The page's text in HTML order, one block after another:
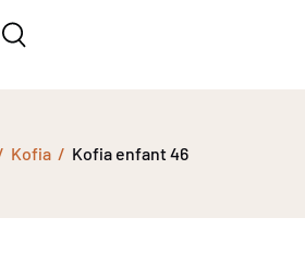
Kofia Kofia enfant 46